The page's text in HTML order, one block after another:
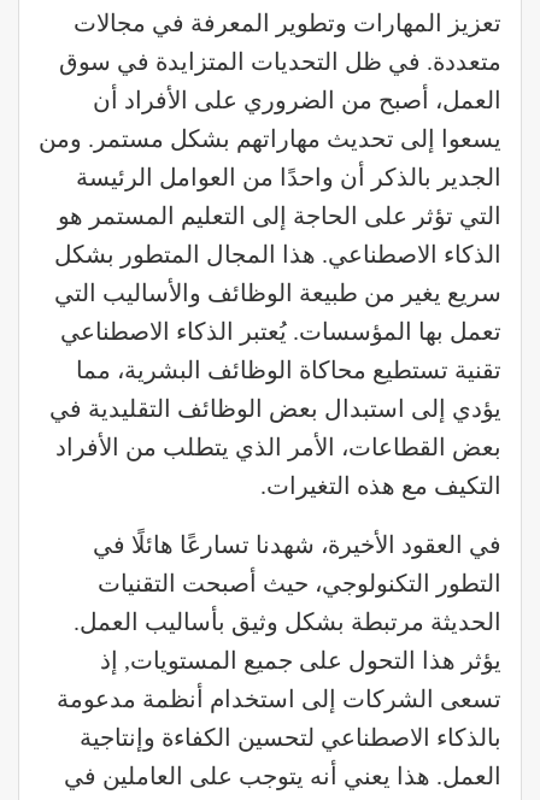
تعزيز المهارات وتطوير المعرفة في مجالات
متعددة. في ظل التحديات المتزايدة في سوق
العمل، أصبح من الضروري على الأفراد أن
يسعوا إلى تحديث مهاراتهم بشكل مستمر. ومن
الجدير بالذكر أن واحدًا من العوامل الرئيسة
التي تؤثر على الحاجة إلى التعليم المستمر هو
الذكاء الاصطناعي. هذا المجال المتطور بشكل
سريع يغير من طبيعة الوظائف والأساليب التي
تعمل بها المؤسسات. يُعتبر الذكاء الاصطناعي
تقنية تستطيع محاكاة الوظائف البشرية، مما
يؤدي إلى استبدال بعض الوظائف التقليدية في
بعض القطاعات، الأمر الذي يتطلب من الأفراد
التكيف مع هذه التغيرات.
في العقود الأخيرة، شهدنا تسارعًا هائلًا في
التطور التكنولوجي، حيث أصبحت التقنيات
الحديثة مرتبطة بشكل وثيق بأساليب العمل.
يؤثر هذا التحول على جميع المستويات, إذ
تسعى الشركات إلى استخدام أنظمة مدعومة
بالذكاء الاصطناعي لتحسين الكفاءة وإنتاجية
العمل. هذا يعني أنه يتوجب على العاملين في